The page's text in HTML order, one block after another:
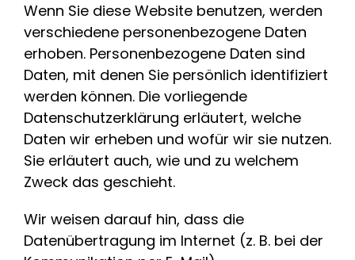
Wenn Sie diese Website benutzen, werden
verschiedene personenbezogene Daten
erhoben. Personenbezogene Daten sind
Daten, mit denen Sie persönlich identifiziert
werden können. Die vorliegende
Datenschutzerklärung erläutert, welche
Daten wir erheben und wofür wir sie nutzen.
Sie erläutert auch, wie und zu welchem
Zweck das geschieht.
Wir weisen darauf hin, dass die
Datenübertragung im Internet (z. B. bei der